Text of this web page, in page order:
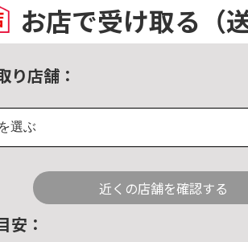
お店で受け取る （
り店舗：
選ぶ
近くの店舗を確認する
安：